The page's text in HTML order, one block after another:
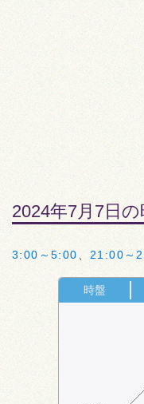
2024年7月7日
3:00～5:00 、21:00～
時盤